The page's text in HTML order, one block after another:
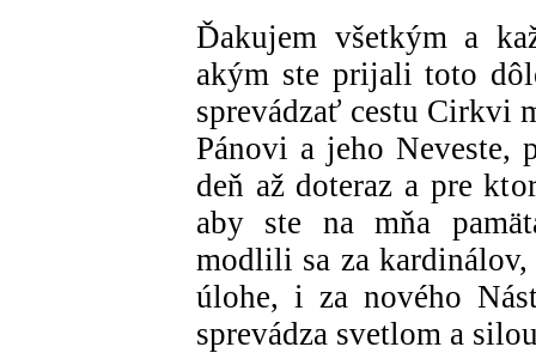
Ďakujem všetkým a
akým ste prijali toto
sprevádzať cestu Cirkvi
Pánovi a jeho Neveste,
deň až doteraz a pre
aby ste na mňa
modlili sa za
úlohe, i za nového
sprevádza svetlom a